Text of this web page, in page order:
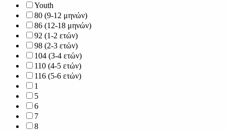
Youth
80 (9-12 μηνών)
86 (12-18 μηνών)
92 (1-2 ετών)
98 (2-3 ετών)
104 (3-4 ετών)
110 (4-5 ετών)
116 (5-6 ετών)
1
5
6
7
8